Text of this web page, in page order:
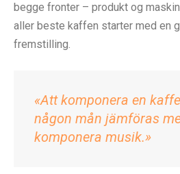
begge fronter – produkt og
aller beste kaffen starter med en
fremstilling.
«Att komponera en
någon mån jämföras
komponera musik.»